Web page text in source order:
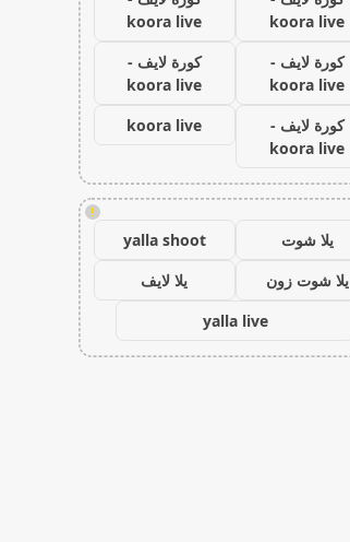
koora live
koora live
كورة لايف -
koora live
كورة لايف -
koora live
كورة لايف -
koora live
koora live
!
يلا شوت
yalla shoot
يلا شوت زون
يلا لايف
yalla live